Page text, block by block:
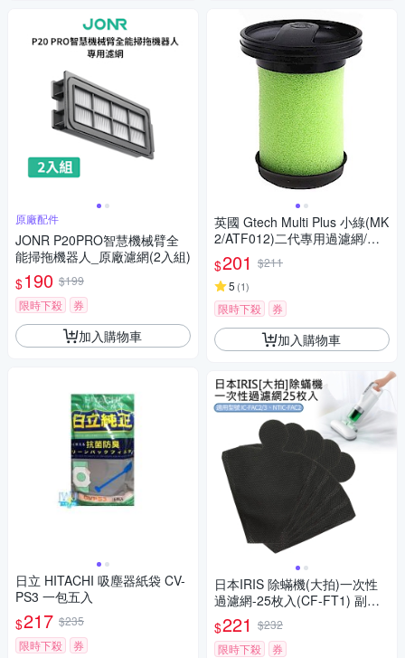
原廠配件
JONR P20PRO智慧機械臂全
能掃拖機器人_原廠濾網(2入組)
$190 $199
限時下殺
券
加入購物車
日立 HITACHI 吸塵器紙袋 CV-
PS3 一包五入
$217 $235
限時下殺
券
英國 Gtech Multi Plus 小綠(MK
2/ATF012)二代專用過濾網/濾
芯（副廠）
$201 $211
5 (1)
限時下殺 券
加入購物車
日本IRIS 除蟎機(大拍)一次性
過濾網-25枚入(CF-FT1) 副廠 I
C-FAC2/3 KIC-FAC2/3 NTIC-F
AC2 TYIC-FAC2
$221 $232
限時下殺
券